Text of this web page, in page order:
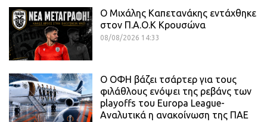
O Mιχάλης Καπετανάκης εντάχθηκε
στον Π.Α.Ο.Κ Κρουσώνα
08/08/2026 14:33
Ο ΟΦΗ βάζει τσάρτερ για τους
φιλάθλους ενόψει της ρεβάνς των
playoffs του Europa League-
Αναλυτικά η ανακοίνωση της ΠΑΕ